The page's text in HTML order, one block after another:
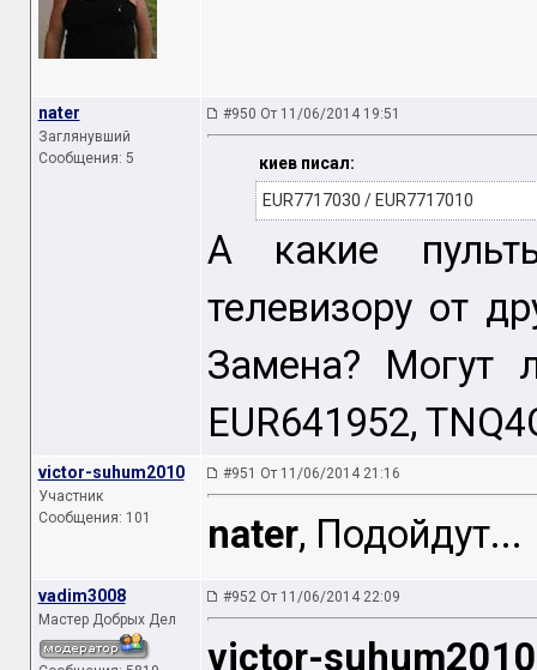
nater
Заглянувший
Сообщения: 5
#950 От 11/06/2014 19:51
киев писал:
EUR7717030 / EUR7717010
А какие
телевизору от
Замена? Могут
EUR641952,
victor-suhum2010
Участник
Сообщения: 101
#951 От 11/06/2014 21:16
nater, Подойдут...
vadim3008
Мастер Добрых Дел
#952 От 11/06/2014 22:09
victor-suhum2010